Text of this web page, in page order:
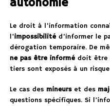
autonomie
Le droit à l’information
l’impossibilitéd’informer le
dérogation temporaire. De
ne pas être informédoit être
tiers sont exposés à un
Le cas des mineurset des
questions spécifiques. Si